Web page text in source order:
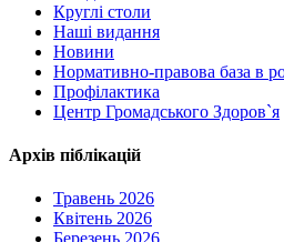
Круглі столи
Наші видання
Новини
Нормативно-правова база в
Профілактика
Центр Громадського Здоров`я
Архів піблікацій
Травень 2026
Квітень 2026
Березень 2026